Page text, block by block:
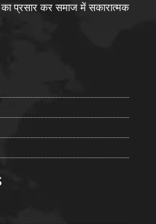
प्रसार कर समाज में सकारात्मक